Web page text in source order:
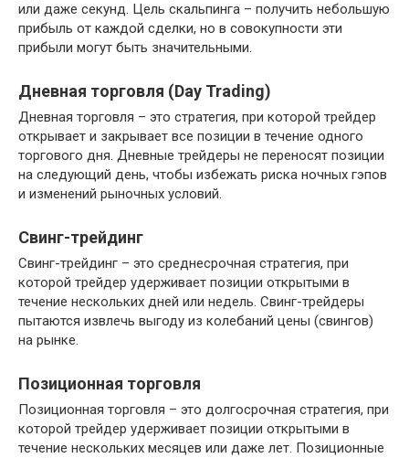
или даже секунд. Цель скальпинга – получить небольшую
прибыль от каждой сделки, но в совокупности эти
прибыли могут быть значительными.
Дневная торговля (Day Trading)
Дневная торговля – это стратегия, при которой трейдер
открывает и закрывает все позиции в течение одного
торгового дня. Дневные трейдеры не переносят позиции
на следующий день, чтобы избежать риска ночных гэпов
и изменений рыночных условий.
Свинг-трейдинг
Свинг-трейдинг – это среднесрочная стратегия, при
которой трейдер удерживает позиции открытыми в
течение нескольких дней или недель. Свинг-трейдеры
пытаются извлечь выгоду из колебаний цены (свингов)
на рынке.
Позиционная торговля
Позиционная торговля – это долгосрочная стратегия, при
которой трейдер удерживает позиции открытыми в
течение нескольких месяцев или даже лет. Позиционные